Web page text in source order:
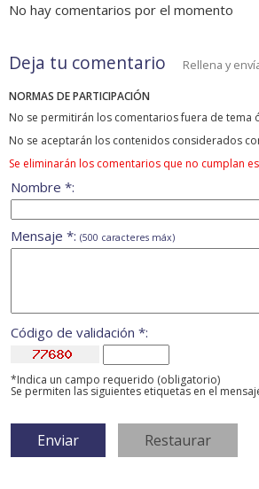
No hay comentarios por el momento
Deja tu comentario Rellena y
NORMAS DE PARTICIPACIÓN
No se permitirán los comentarios fuera de tema
No se aceptarán los contenidos considerados
Se eliminarán los comentarios que no cumplan
Nombre *:
Mensaje *: (500 caracteres máx)
Código de validación *:
*Indica un campo requerido (obligatorio)
Se permiten las siguientes etiquetas en el